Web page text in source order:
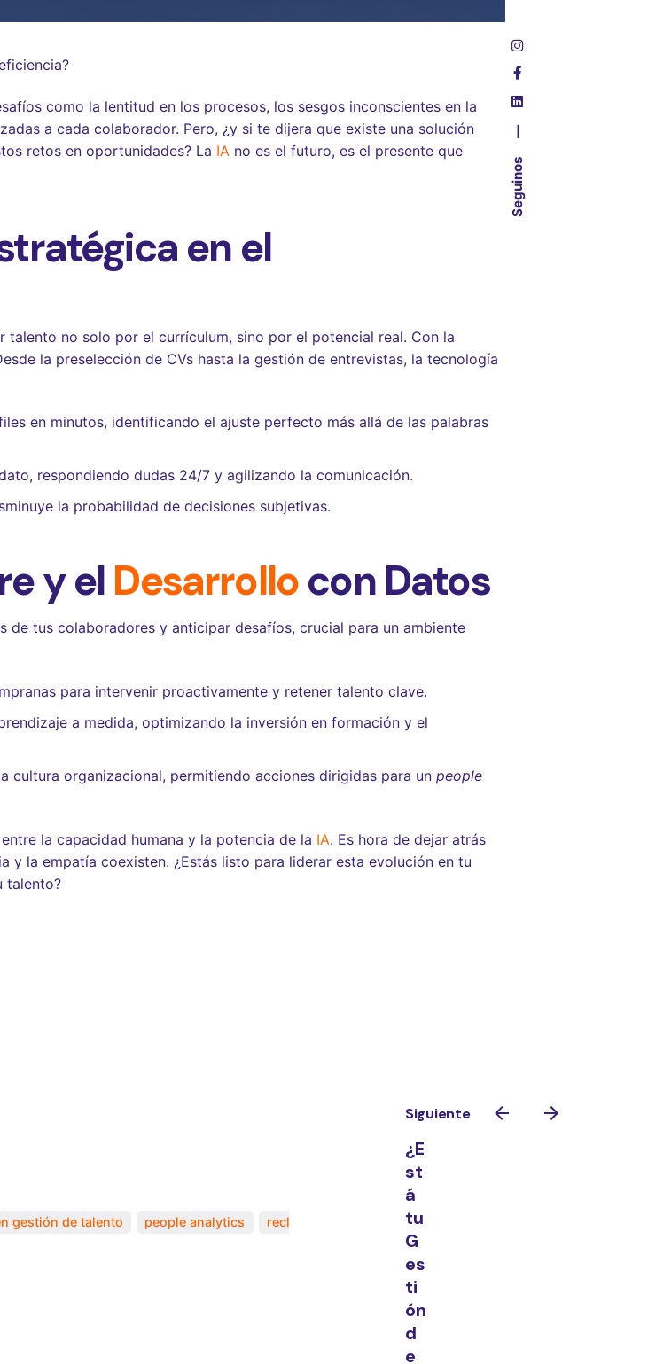
Seguinos
como la lentitud en los procesos, los sesgos inconscientes en la
a cada colaborador. Pero, ¿y si te dijera que existe una solución
retos en oportunidades? La IA no es el futuro, es el presente que
en el
no solo por el currículum, sino por el potencial real. Con la
la preselección de CVs hasta la gestión de entrevistas, la tecnología
en minutos, identificando el ajuste perfecto más allá de las palabras
respondiendo dudas 24/7 y agilizando la comunicación.
la probabilidad de decisiones subjetivas.
y el Desarrollocon Datos
de tus colaboradores y anticipar desafíos, crucial para un ambiente
para intervenir proactivamente y retener talento clave.
a medida, optimizando la inversión en formación y el
cultura organizacional, permitiendo acciones dirigidas para unpeople
la capacidad humana y la potencia de la IA. Es hora de dejar atrás
y la empatía coexisten. ¿Estás listo para liderar esta evolución en tu
talento?
gestión de talento people analytics reclutamiento híbrido RRHH 4.0
Siguiente
¿E
st
á
tu
G
es
ti
ón
d
e